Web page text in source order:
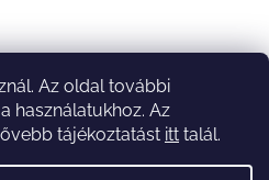
Az oldal további
használatukhoz. Az
tájékoztatást itt talál.